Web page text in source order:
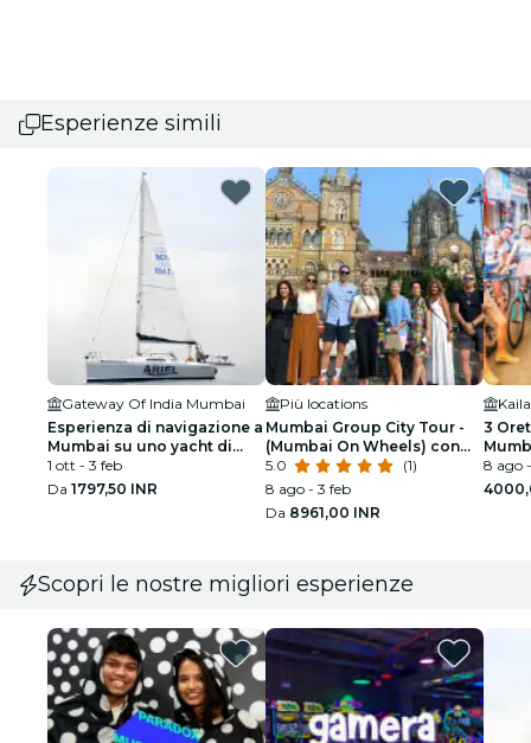
Esperienze simili
Gateway Of India Mumbai
Esperienza di navigazione a
Mumbai su uno yacht di
medie dimensioni
1 ott - 3 feb
Da 1797,50 INR
Più locations
Mumbai Group City Tour -
(Mumbai On Wheels) con
guida ufficiale del governo
5.0
(1)
8 ago - 3 feb
Da 8961,00 INR
3
Tour
8 ago
Scopri le nostre migliori esperienze